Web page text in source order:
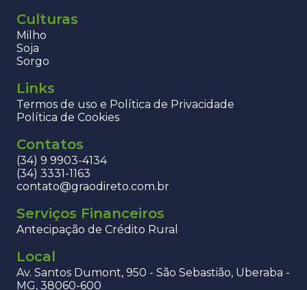
Culturas
Milho
Soja
Sorgo
Links
Termos de uso e Política de Privacidade
Política de Cookies
Contatos
(34) 9 9903-4134
(34) 3331-1163
contato@graodireto.com.br
Serviços Financeiros
Antecipação de Crédito Rural
Local
Av. Santos Dumont, 950 - São Sebastião, Uberaba -
MG, 38060-600